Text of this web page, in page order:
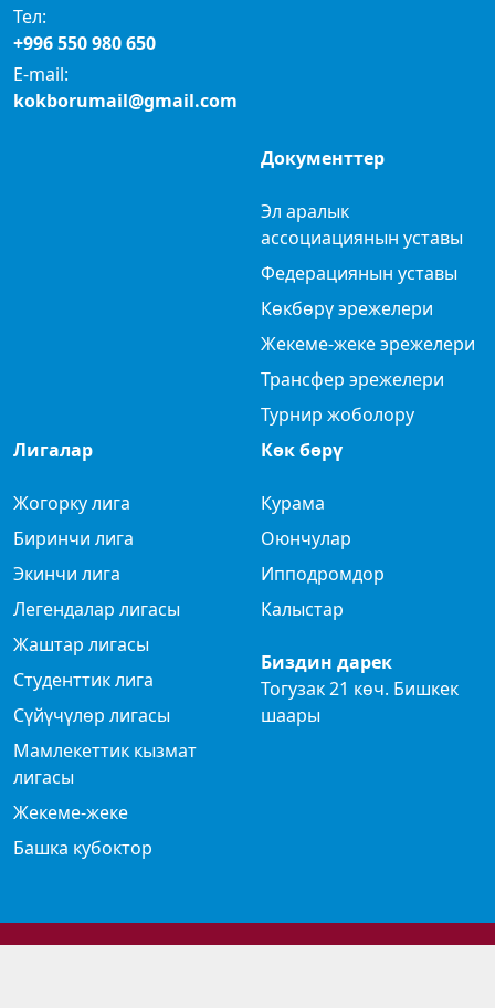
Тел:
+996 550 980 650
E-mail:
kokborumail@gmail.com
Документтер
Эл аралык
ассоциациянын уставы
Федерациянын уставы
Көкбөрү эрежелери
Жекеме-жеке эрежелери
Трансфер эрежелери
Турнир жоболору
Лигалар
Жогорку лига
Биринчи лига
Экинчи лига
Легендалар лигасы
Жаштар лигасы
Студенттик лига
Сүйүчүлөр лигасы
Мамлекеттик кызмат
лигасы
Жекеме-жеке
Башка кубоктор
Көк бөрү
Курама
Оюнчулар
Ипподромдор
Калыстар
Биздин дарек
Тогузак 21 көч. Бишкек
шаары